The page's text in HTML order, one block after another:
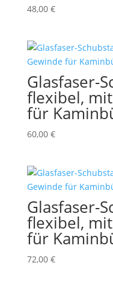
48,00 €
Glasfaser-
flexibel,
für
60,00 €
Glasfaser-
flexibel,
für
72,00 €